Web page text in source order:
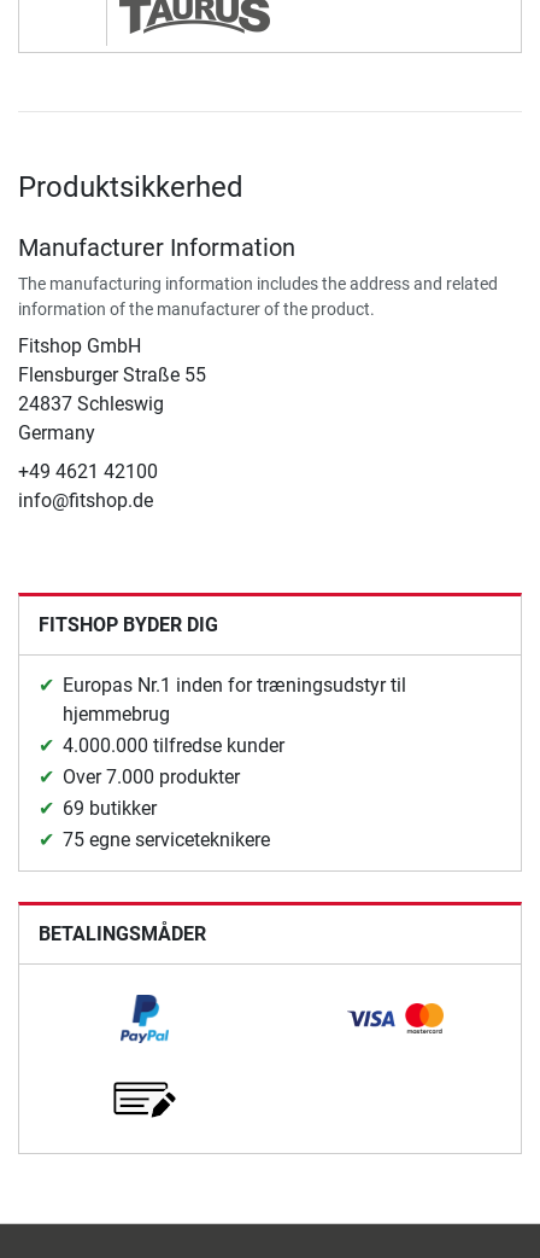
Produktsikkerhed
Manufacturer Information
The manufacturing information includes the address and related
information of the manufacturer of the product.
Fitshop GmbH
Flensburger Straße 55
24837 Schleswig
Germany
+49 4621 42100
info@fitshop.de
FITSHOP BYDER DIG
Europas Nr.1 inden for træningsudstyr til
hjemmebrug
4.000.000 tilfredse kunder
Over 7.000 produkter
69 butikker
75 egne serviceteknikere
BETALINGSMÅDER